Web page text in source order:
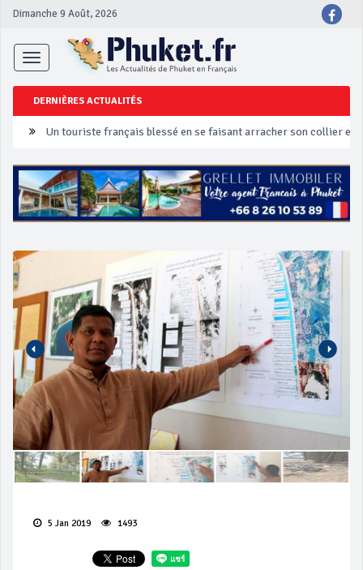
Dimanche 9 Août, 2026
Toggle
navigation
DERNIÈRES ACTUALITÉS
Un touriste français blessé en se faisant arracher son collier en
Phuket Peranakan Festival
‘Phuket Eye’ assurera la sécurité pendant Songkran
Campagne de sécurité routière ‘Seven Days of Danger’ de
5 Jan 2019 1493